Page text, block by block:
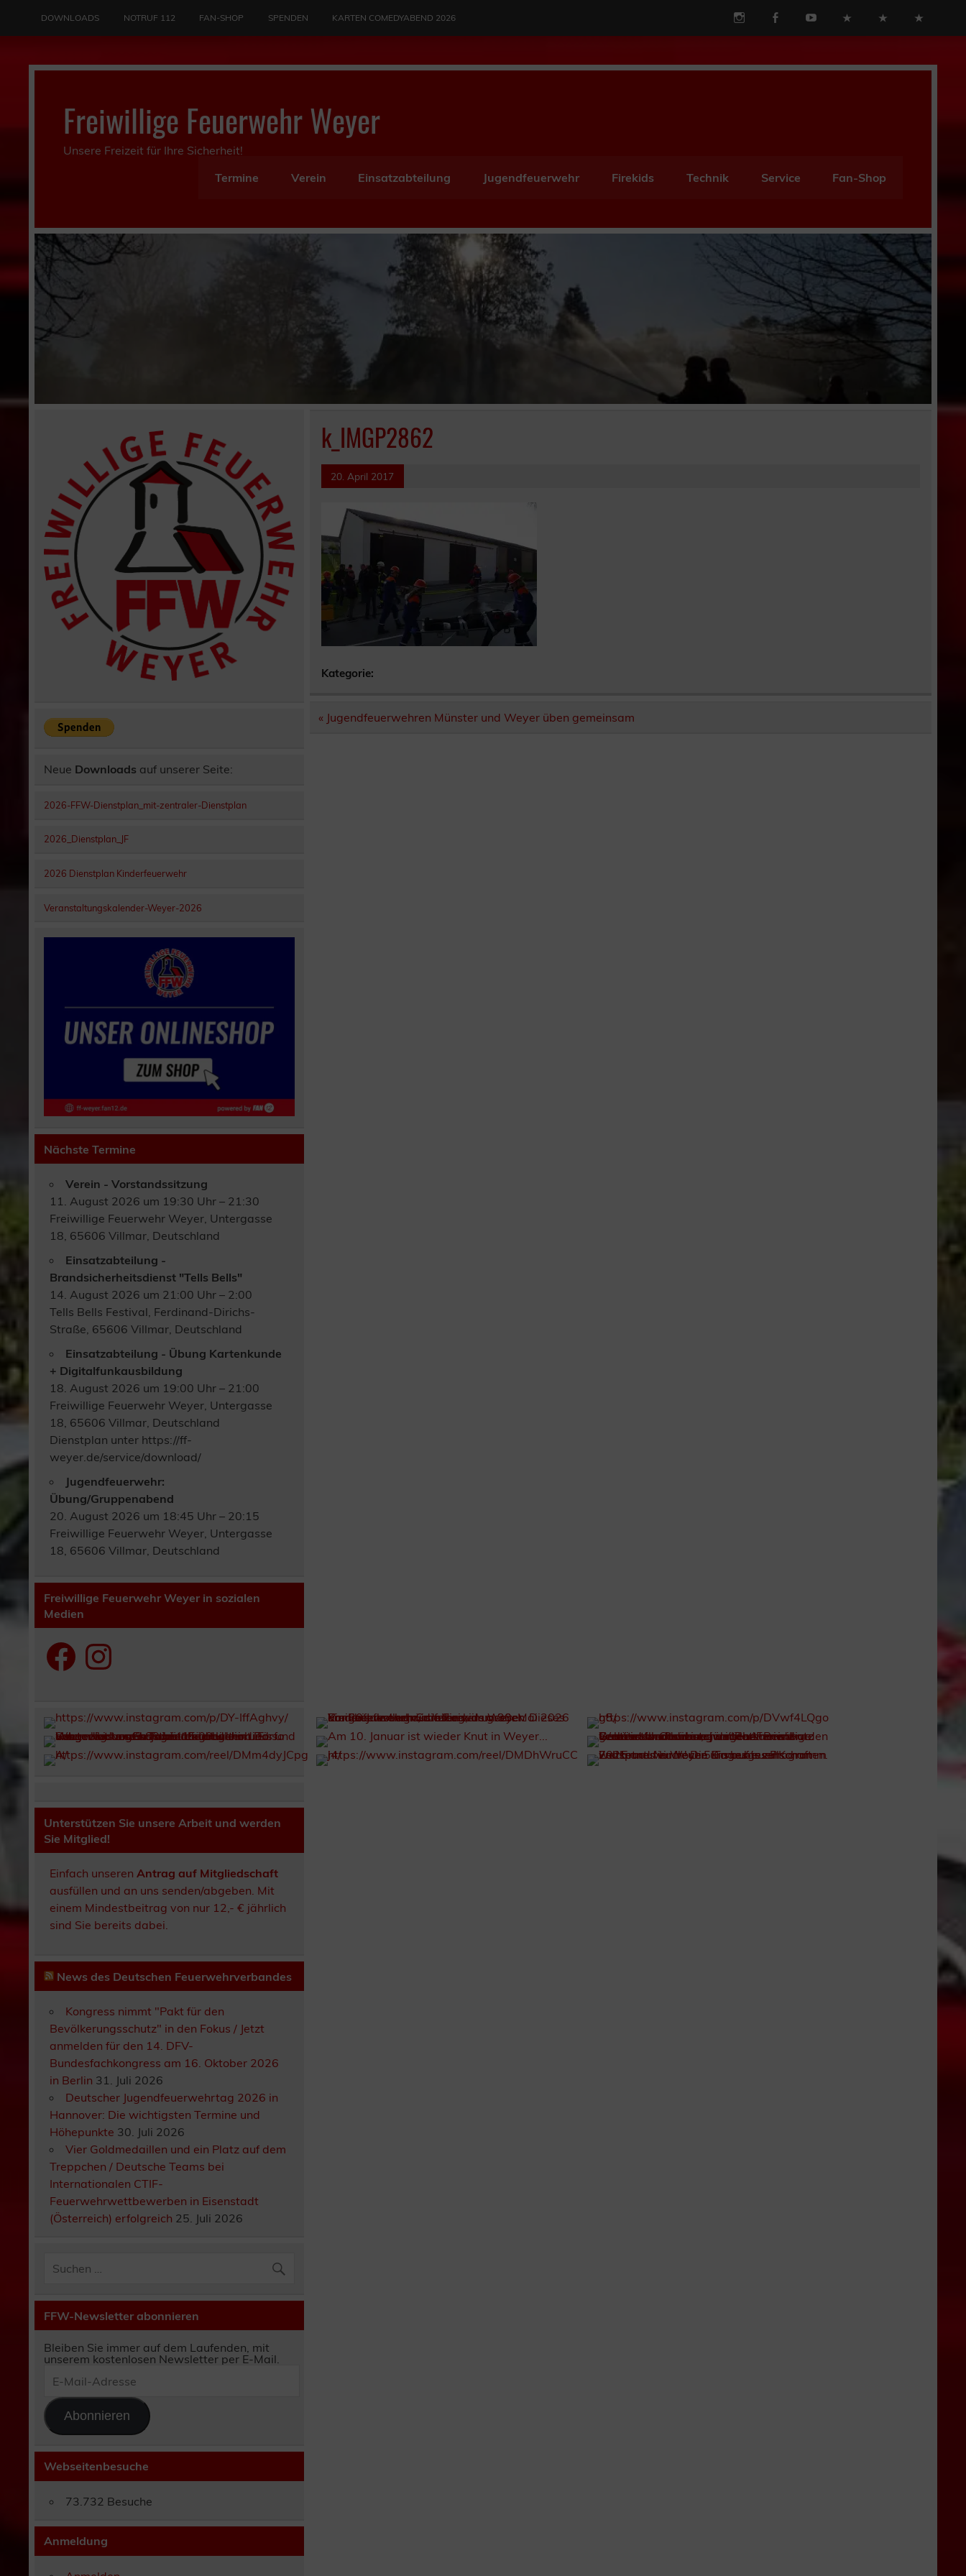
DOWNLOADS NOTRUF 112 FAN-SHOP SPENDEN KARTEN COMEDYABEND 2026
Freiwillige Feuerwehr Weyer
Unsere Freizeit für Ihre Sicherheit!
Termine
Verein Einsatzabteilung Jugendfeuerwehr Firekids Technik Service Fan-Shop
k_IMGP2862
20. April 2017
Kategorie:
Beitragsnavigation
« Jugendfeuerwehren Münster und Weyer üben gemeinsam
Neue Downloads auf unserer Seite:
2026-FFW-Dienstplan_mit-zentraler-Dienstplan
2026_Dienstplan_JF
2026 Dienstplan Kinderfeuerwehr
Veranstaltungskalender-Weyer-2026
Nächste Termine
Verein - Vorstandssitzung
11. August 2026 um 19:30 Uhr – 21:30
Freiwillige Feuerwehr Weyer, Untergasse
18, 65606 Villmar, Deutschland
Einsatzabteilung -
Brandsicherheitsdienst "Tells Bells"
14. August 2026 um 21:00 Uhr – 2:00
Tells Bells Festival, Ferdinand-Dirichs-
Straße, 65606 Villmar, Deutschland
Einsatzabteilung - Übung Kartenkunde
+ Digitalfunkausbildung
18. August 2026 um 19:00 Uhr – 21:00
Freiwillige Feuerwehr Weyer, Untergasse
18, 65606 Villmar, Deutschland
Dienstplan unter https://ff-
weyer.de/service/download/
Jugendfeuerwehr:
Übung/Gruppenabend
20. August 2026 um 18:45 Uhr – 20:15
Freiwillige Feuerwehr Weyer, Untergasse
18, 65606 Villmar, Deutschland
Freiwillige Feuerwehr Weyer in sozialen
Medien
FacebookInstagram
Unterstützen Sie unsere Arbeit und werden
Sie Mitglied!
Einfach unserenAntrag auf Mitgliedschaft
ausfüllen und an uns senden/abgeben. Mit
einem Mindestbeitrag von nur 12,- € jährlich
sind Sie bereits dabei.
News des Deutschen Feuerwehrverbandes
Kongress nimmt "Pakt für den
Bevölkerungsschutz" in den Fokus / Jetzt
anmelden für den 14. DFV-
Bundesfachkongress am 16. Oktober 2026
in Berlin 31. Juli 2026
Deutscher Jugendfeuerwehrtag 2026 in
Hannover: Die wichtigsten Termine und
Höhepunkte 30. Juli 2026
Vier Goldmedaillen und ein Platz auf dem
Treppchen / Deutsche Teams bei
Internationalen CTIF-
Feuerwehrwettbewerben in Eisenstadt
(Österreich) erfolgreich 25. Juli 2026
FFW-Newsletter abonnieren
Bleiben Sie immer auf dem Laufenden, mit
unserem kostenlosen Newsletter per E-Mail.
Mail-
Abonnieren
Webseitenbesuche
73.732 Besuche
Anmeldung